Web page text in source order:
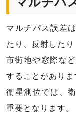
マルチパス誤差
たり、反射した
市街地や窓際な
することがありま
衛星測位では、
重要となります。